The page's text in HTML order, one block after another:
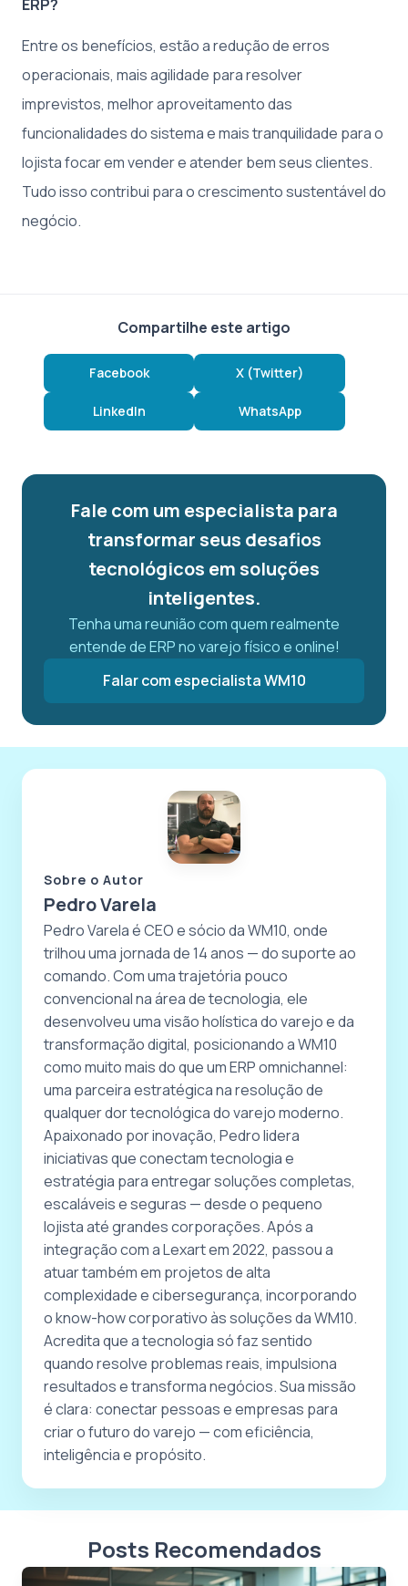
ERP?
Entre os benefícios, estão a redução de erros
operacionais, mais agilidade para resolver
imprevistos, melhor aproveitamento das
funcionalidades do sistema e mais tranquilidade para o
lojista focar em vender e atender bem seus clientes.
Tudo isso contribui para o crescimento sustentável do
negócio.
Compartilhe este artigo
Facebook X (Twitter)
LinkedIn WhatsApp
Fale com um especialista para
transformar seus desafios
tecnológicos em soluções
inteligentes.
Tenha uma reunião com quem realmente
entende de ERP no varejo físico e online!
Falar com especialista WM10
Sobre o Autor
Pedro Varela
Pedro Varela é CEO e sócio da WM10, onde
trilhou uma jornada de 14 anos — do suporte ao
comando. Com uma trajetória pouco
convencional na área de tecnologia, ele
desenvolveu uma visão holística do varejo e da
transformação digital, posicionando a WM10
como muito mais do que um ERP omnichannel:
uma parceira estratégica na resolução de
qualquer dor tecnológica do varejo moderno.
Apaixonado por inovação, Pedro lidera
iniciativas que conectam tecnologia e
estratégia para entregar soluções completas,
escaláveis e seguras — desde o pequeno
lojista até grandes corporações. Após a
integração com a Lexart em 2022, passou a
atuar também em projetos de alta
complexidade e cibersegurança, incorporando
o know-how corporativo às soluções da WM10.
Acredita que a tecnologia só faz sentido
quando resolve problemas reais, impulsiona
resultados e transforma negócios. Sua missão
é clara: conectar pessoas e empresas para
criar o futuro do varejo — com eficiência,
inteligência e propósito.
Posts Recomendados